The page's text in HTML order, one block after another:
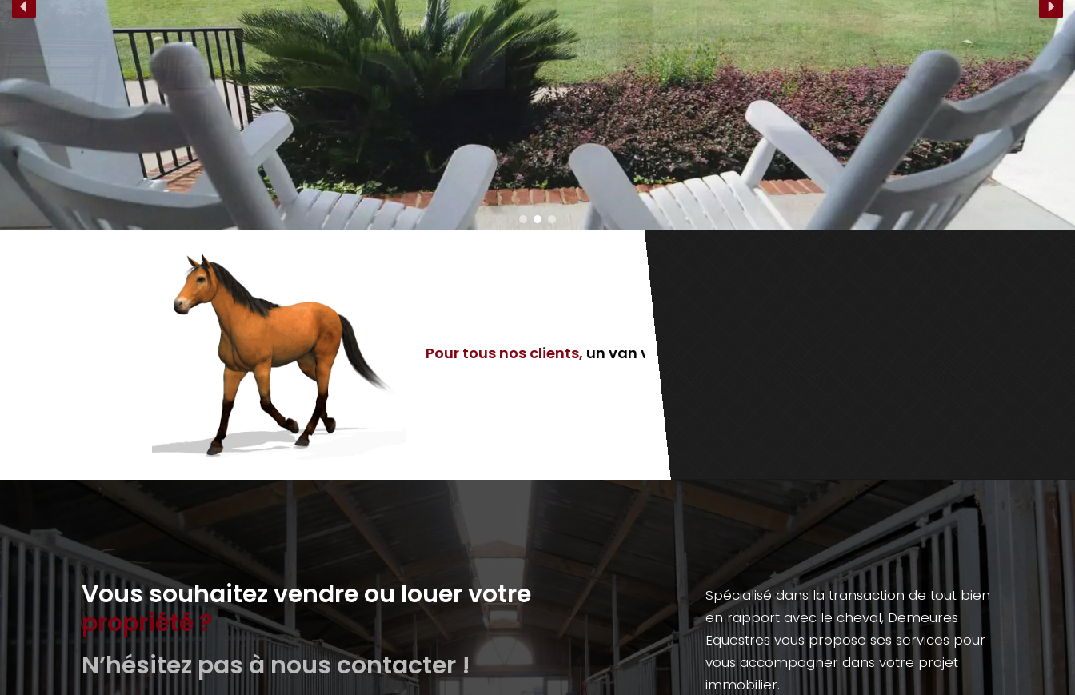
Pour tous nos clients,un van vous est prêté gracieusement pour le transport de vos chevaux.
Spécialisé dans la transaction de tout bien
en rapport avec le cheval, Demeures
Equestres vous propose ses services pour
vous accompagner dans votre projet
immobilier.
Vous souhaitez vendre ou louer votre
propriété ?
N’hésitez pas à nous contacter !